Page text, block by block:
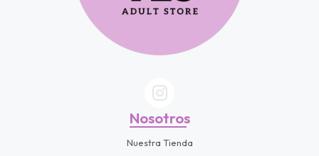
Nosotros
Nuestra Tienda